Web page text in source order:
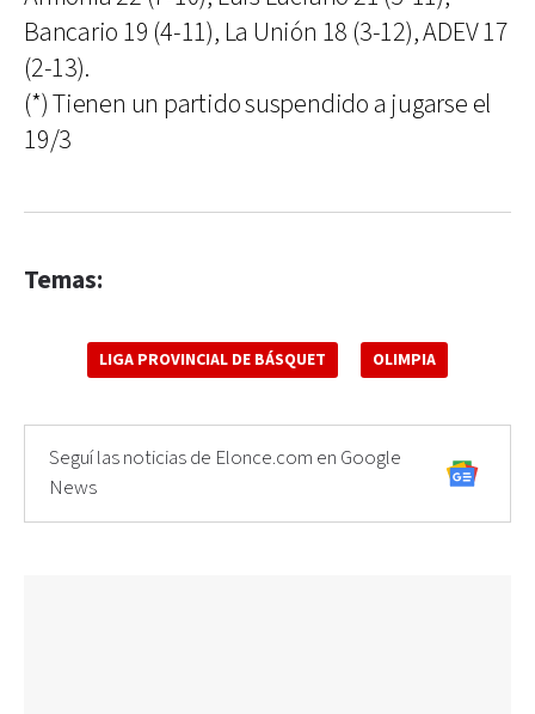
Bancario 19 (4-11), La Unión 18 (3-12), ADEV 17
(2-13).
(*) Tienen un partido suspendido a jugarse el
19/3
Temas:
LIGA PROVINCIAL DE BÁSQUET OLIMPIA
Seguí las noticias de Elonce.com en Google
News